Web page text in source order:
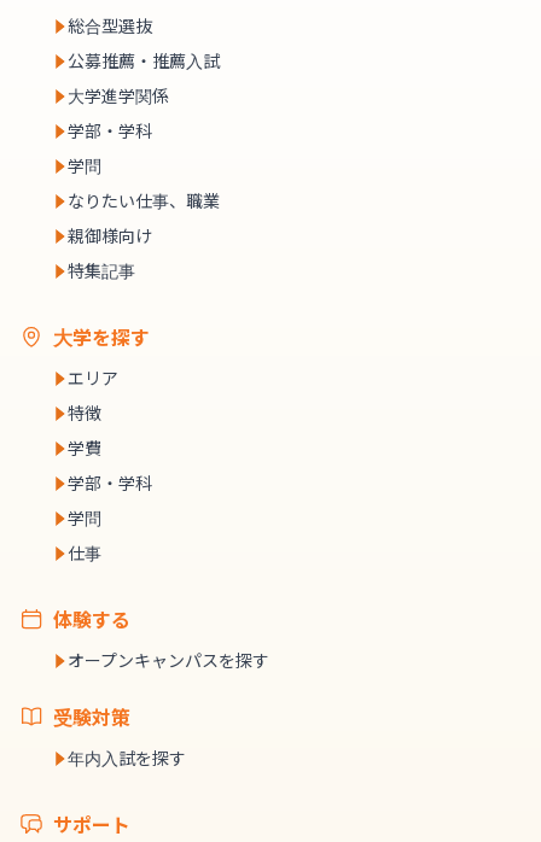
総合型選抜
公募推薦・推薦入試
大学進学関係
学部・学科
学問
なりたい仕事、職業
親御様向け
特集記事
大学を探す
エリア
特徴
学費
学部・学科
学問
仕事
体験する
オープンキャンパスを探す
受験対策
年内入試を探す
サポート